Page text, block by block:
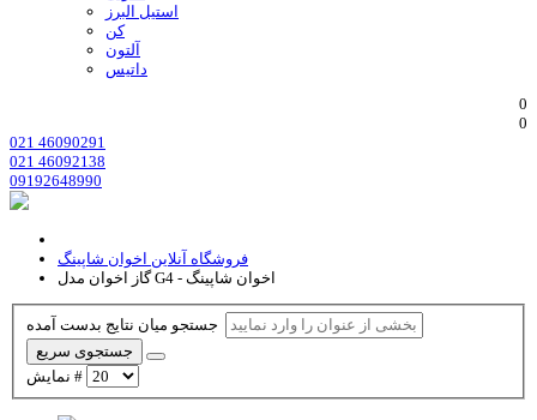
استیل البرز
کن
آلتون
داتیس
0
0
021 46090291
021 46092138
09192648990
فروشگاه آنلاین اخوان شاپینگ
گاز اخوان مدل G4 - اخوان شاپینگ
جستجوی سریع
نمایش #